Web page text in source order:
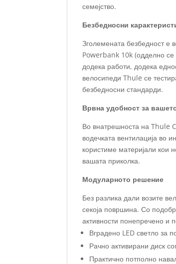
семејство.
Безбедносни
Зголемената безбедност е
Powerbank 10k (одделно се
додека работи, додека
велосипеди Thule се
безбедносни стандарди.
Врвна удобност за
Во внатрешноста на Thule
водечката вентилација во
користиме материјали кои
вашата приколка.
Модуларното решение
Без разлика дали возите
секоја површина. Со
активности понепречено и
Вградено LED светло за
Рачно активирани диск
Практично потполно